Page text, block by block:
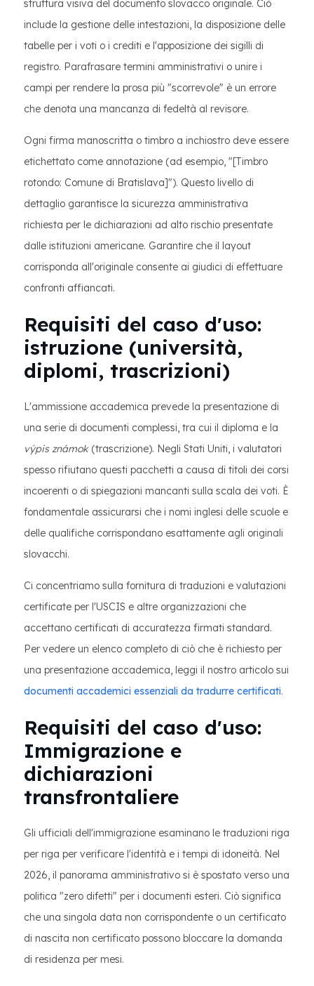
struttura visiva del documento slovacco originale. Ciò
include la gestione delle intestazioni, la disposizione delle
tabelle per i voti o i crediti e l'apposizione dei sigilli di
registro. Parafrasare termini amministrativi o unire i
campi per rendere la prosa più "scorrevole" è un errore
che denota una mancanza di fedeltà al revisore.
Ogni firma manoscritta o timbro a inchiostro deve essere
etichettato come annotazione (ad esempio, "[Timbro
rotondo: Comune di Bratislava]"). Questo livello di
dettaglio garantisce la sicurezza amministrativa
richiesta per le dichiarazioni ad alto rischio presentate
dalle istituzioni americane. Garantire che il layout
corrisponda all'originale consente ai giudici di effettuare
confronti affiancati.
Requisiti del caso d'uso:
istruzione (università,
diplomi, trascrizioni)
L'ammissione accademica prevede la presentazione di
una serie di documenti complessi, tra cui il diploma e la
výpis známok(trascrizione). Negli Stati Uniti, i valutatori
spesso rifiutano questi pacchetti a causa di titoli dei corsi
incoerenti o di spiegazioni mancanti sulla scala dei voti. È
fondamentale assicurarsi che i nomi inglesi delle scuole e
delle qualifiche corrispondano esattamente agli originali
slovacchi.
Ci concentriamo sulla fornitura di traduzioni e valutazioni
certificate per l'USCIS e altre organizzazioni che
accettano certificati di accuratezza firmati standard.
Per vedere un elenco completo di ciò che è richiesto per
una presentazione accademica, leggi il nostro articolo sui
documenti accademici essenziali da tradurre certificati.
Requisiti del caso d'uso:
Immigrazione e
dichiarazioni
transfrontaliere
Gli ufficiali dell'immigrazione esaminano le traduzioni riga
per riga per verificare l'identità e i tempi di idoneità. Nel
2026, il panorama amministrativo si è spostato verso una
politica "zero difetti" per i documenti esteri. Ciò significa
che una singola data non corrispondente o un certificato
di nascita non certificato possono bloccare la domanda
di residenza per mesi.